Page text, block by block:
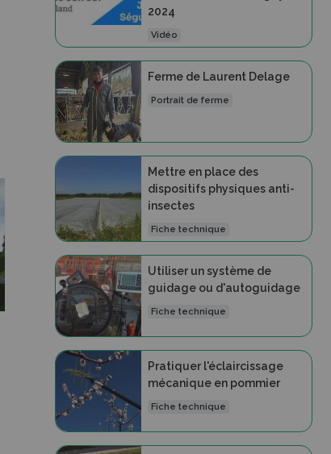
2024
Vidéo
Ferme de Laurent Delage
Portrait de ferme
Mettre en place des
dispositifs physiques anti-
insectes
Fiche technique
Utiliser un système de
guidage ou d'autoguidage
Fiche technique
Pratiquer l'éclaircissage
mécanique en pommier
Fiche technique